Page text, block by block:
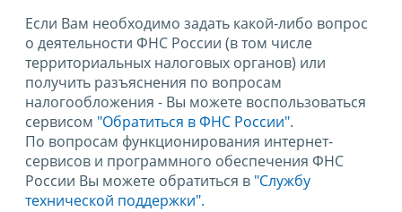
Если Вам необходимо задать какой-либо вопрос
о деятельности ФНС России (в том числе
территориальных налоговых органов) или
получить разъяснения по вопросам
налогообложения - Вы можете воспользоваться
сервисом "Обратиться в ФНС России".
По вопросам функционирования интернет-
сервисов и программного обеспечения ФНС
России Вы можете обратиться в "Службу
технической поддержки".